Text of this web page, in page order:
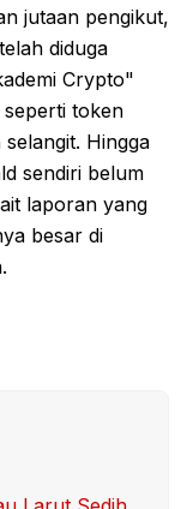
jutaan pengikut,
diduga
Crypto"
token
Hingga
sendiri belum
laporan yang
besar di